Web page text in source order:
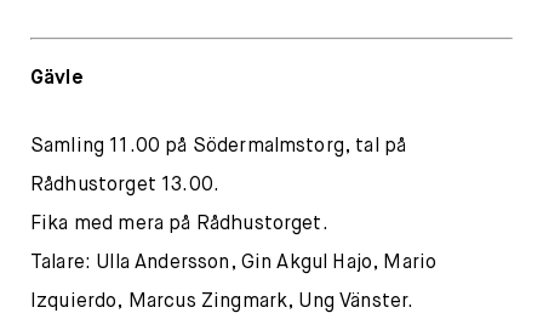
Gävle
Samling 11.00 på Södermalmstorg, tal på
Rådhustorget 13.00.
Fika med mera på Rådhustorget.
Talare: Ulla Andersson, Gin Akgul Hajo, Mario
Izquierdo, Marcus Zingmark, Ung Vänster.